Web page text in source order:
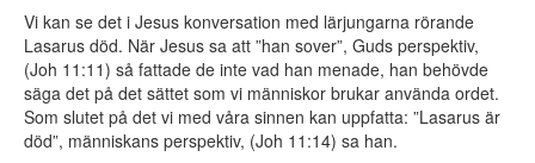
Vi kan se det i Jesus konversation med lärjungarna rörande
Lasarus död. När Jesus sa att ”han sover”, Guds perspektiv,
(Joh 11:11) så fattade de inte vad han menade, han behövde
säga det på det sättet som vi människor brukar använda ordet.
Som slutet på det vi med våra sinnen kan uppfatta: ”Lasarus är
död”, människans perspektiv, (Joh 11:14) sa han.